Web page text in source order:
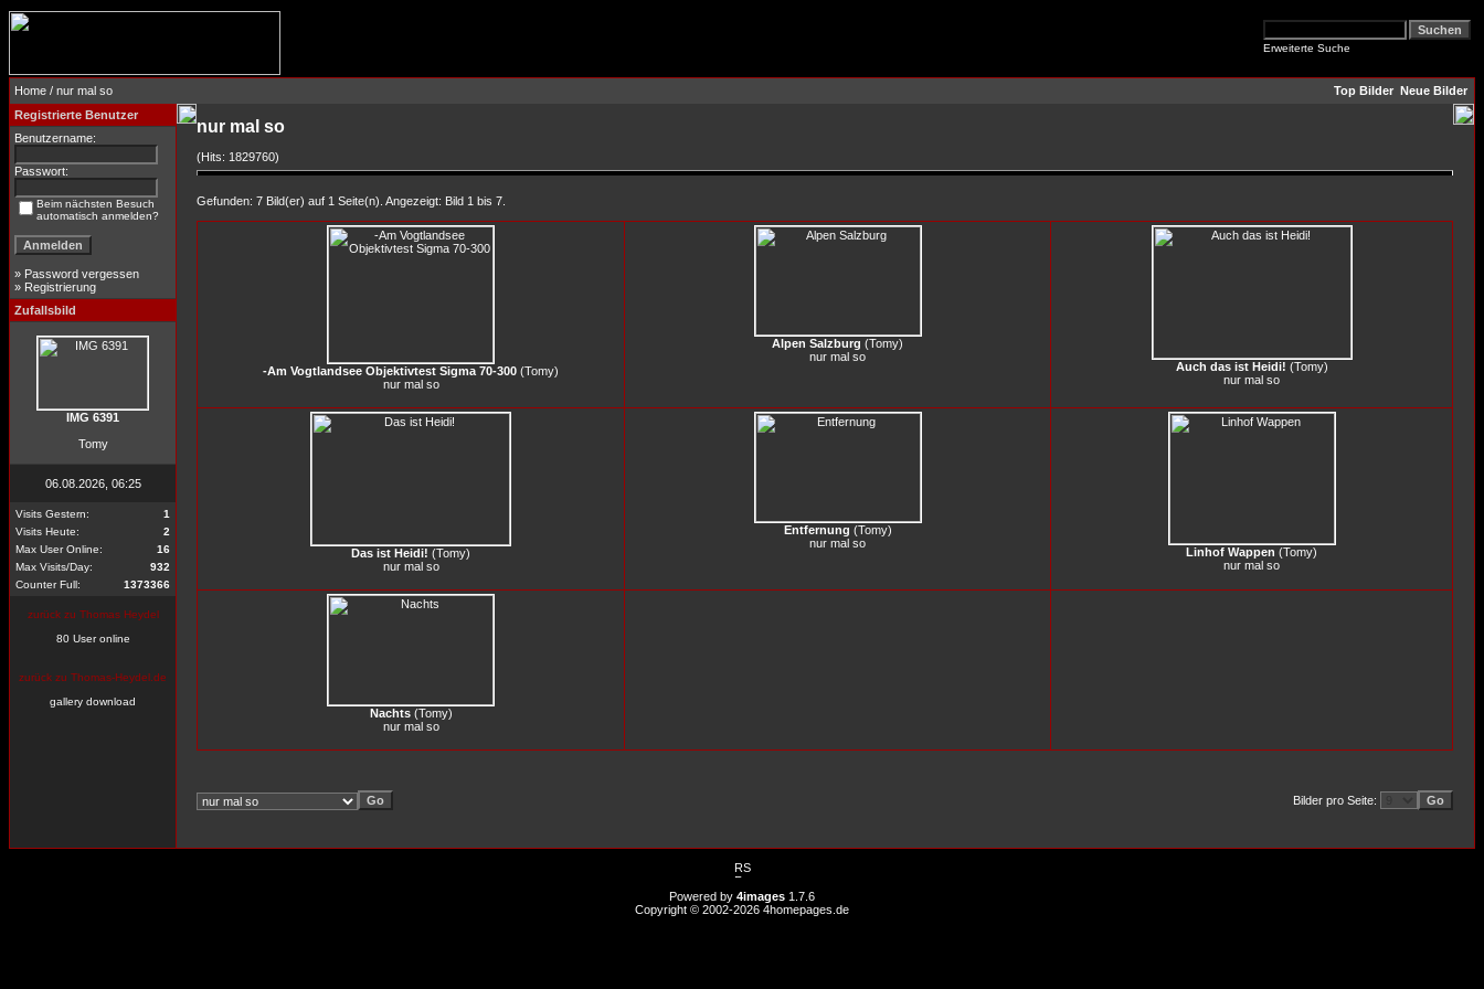
Erweiterte Suche
Home / nur mal so Top Bilder Neue Bilder
Registrierte Benutzer
Benutzername:
Passwort:
Beim nächsten Besuch
automatisch anmelden?
» Password vergessen
» Registrierung
Zufallsbild
IMG 6391
Tomy
06.08.2026, 06:25
Visits Gestern:
1
Visits Heute:
2
Max User Online:
16
Max Visits/Day:
932
Counter Full:
1373366
zurück zu Thomas Heydel
80 User online
zurück zu Thomas-Heydel.de
gallery download
nur mal so
(Hits: 1829760)
Gefunden: 7 Bild(er) auf 1 Seite(n). Angezeigt: Bild 1 bis 7.
-Am Vogtlandsee Objektivtest Sigma 70-300 (Tomy)
nur mal so
Alpen Salzburg (Tomy)
nur mal so
Auch das ist Heidi! (Tomy)
nur mal so
Das ist Heidi! (Tomy)
nur mal so
Entfernung (Tomy)
nur mal so
Linhof Wappen (Tomy)
nur mal so
Nachts(Tomy)
nur mal so
Bilder pro Seite:
Powered by 4images 1.7.6
Copyright © 2002-2026 4homepages.de